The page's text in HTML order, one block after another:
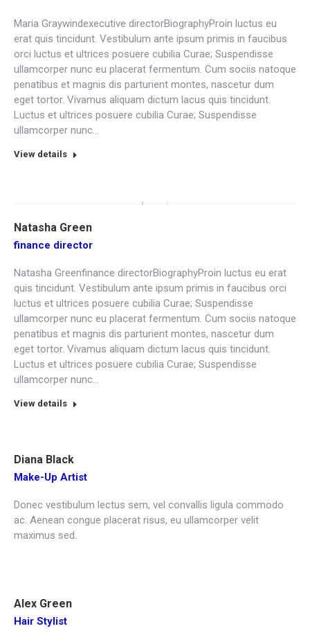
Maria Graywindexecutive directorBiographyProin luctus eu
erat quis tincidunt. Vestibulum ante ipsum primis in faucibus
orci luctus et ultrices posuere cubilia Curae; Suspendisse
ullamcorper nunc eu placerat fermentum. Cum sociis natoque
penatibus et magnis dis parturient montes, nascetur dum
eget tortor. Vivamus aliquam dictum lacus quis tincidunt.
Luctus et ultrices posuere cubilia Curae; Suspendisse
ullamcorper nunc…
View details
Natasha Green
finance director
Natasha Greenfinance directorBiographyProin luctus eu erat
quis tincidunt. Vestibulum ante ipsum primis in faucibus orci
luctus et ultrices posuere cubilia Curae; Suspendisse
ullamcorper nunc eu placerat fermentum. Cum sociis natoque
penatibus et magnis dis parturient montes, nascetur dum
eget tortor. Vivamus aliquam dictum lacus quis tincidunt.
Luctus et ultrices posuere cubilia Curae; Suspendisse
ullamcorper nunc…
View details
Diana Black
Make-Up Artist
Donec vestibulum lectus sem, vel convallis ligula commodo
ac. Aenean congue placerat risus, eu ullamcorper velit
maximus sed.
Alex Green
Hair Stylist